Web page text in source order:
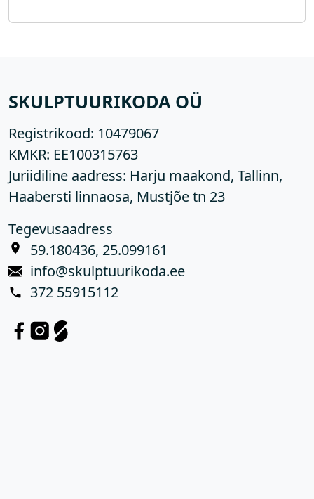
SKULPTUURIKODA OÜ
Registrikood: 10479067
KMKR: EE100315763
Juriidiline aadress: Harju maakond, Tallinn,
Haabersti linnaosa, Mustjõe tn 23
Tegevusaadress
59.180436, 25.099161
info@skulptuurikoda.ee
372 55915112